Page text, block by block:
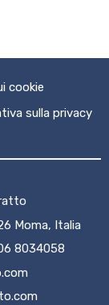
cookie
sulla privacy
Moma, Italia
8034058